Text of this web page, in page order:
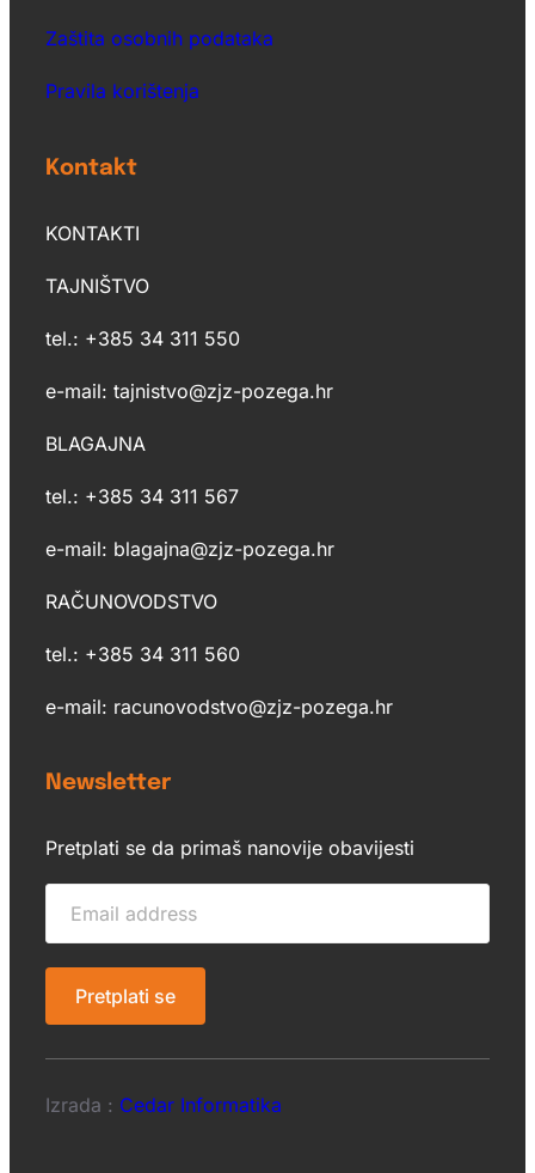
Zaštita osobnih podataka
Pravila korištenja
Kontakt
KONTAKTI
TAJNIŠTVO
tel.: +385 34 311 550
e-mail: tajnistvo@zjz-pozega.hr
BLAGAJNA
tel.: +385 34 311 567
e-mail: blagajna@zjz-pozega.hr
RAČUNOVODSTVO
tel.: +385 34 311 560
e-mail: racunovodstvo@zjz-pozega.hr
Newsletter
Pretplati se da primaš nanovije obavijesti
Izrada : Cedar Informatika